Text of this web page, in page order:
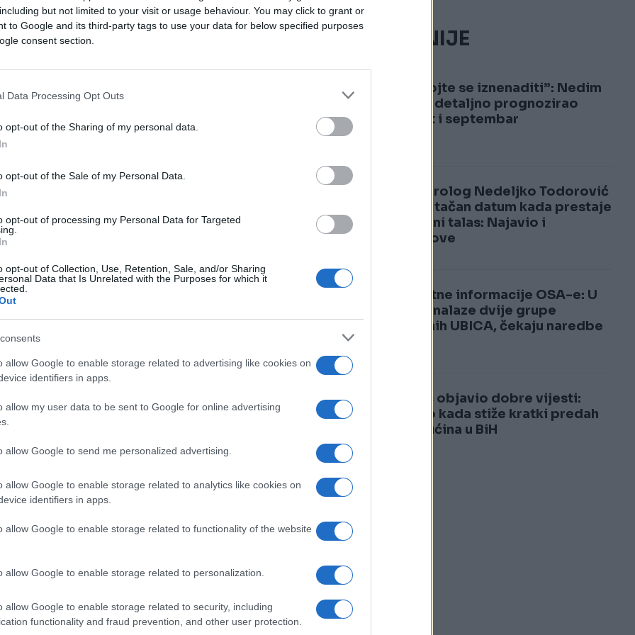
but not limited to your visit or usage behaviour. You may click to grant or
to Google and its third-party tags to use your data for below specified purposes
consent section.
Data Processing Opt Outs
opt-out of the Sharing of my personal data.
opt-out of the Sale of my Personal Data.
opt-out of processing my Personal Data for Targeted
opt-out of Collection, Use, Retention, Sale, and/or Sharing
Data that Is Unrelated with the Purposes for which it
allow Google to enable storage related to advertising like cookies on
identifiers in apps.
allow my user data to be sent to Google for online advertising
allow Google to send me personalized advertising.
allow Google to enable storage related to analytics like cookies on
identifiers in apps.
allow Google to enable storage related to functionality of the website
allow Google to enable storage related to personalization.
allow Google to enable storage related to security, including
functionality and fraud prevention, and other user protection.
- drevna, složena i tvrdoglava u najboljem
počinje otkrivati - istakla je pjevačica.
Edinburgu ili Brajtonu da uzme telefon
i ljude - onda sam već postigla nešto veliko
koju opisuje kao "pop muziku s folklornim
NAJČITANIJE
1
“Nemojte se iznenaditi”: Nedim
Sladić detaljno prognozirao
avgust i septembar
2
Meteorolog Nedeljko Todorović
otkrio tačan datum kada prestaje
toplotni talas: Najavio i
pljuskove
3
Šokantne informacije OSA-e: U
BiH se nalaze dvije grupe
plaćenih UBICA, čekaju naredbe
4
Sladić objavio dobre vijesti:
Otkrio kada stiže kratki predah
od vrućina u BiH